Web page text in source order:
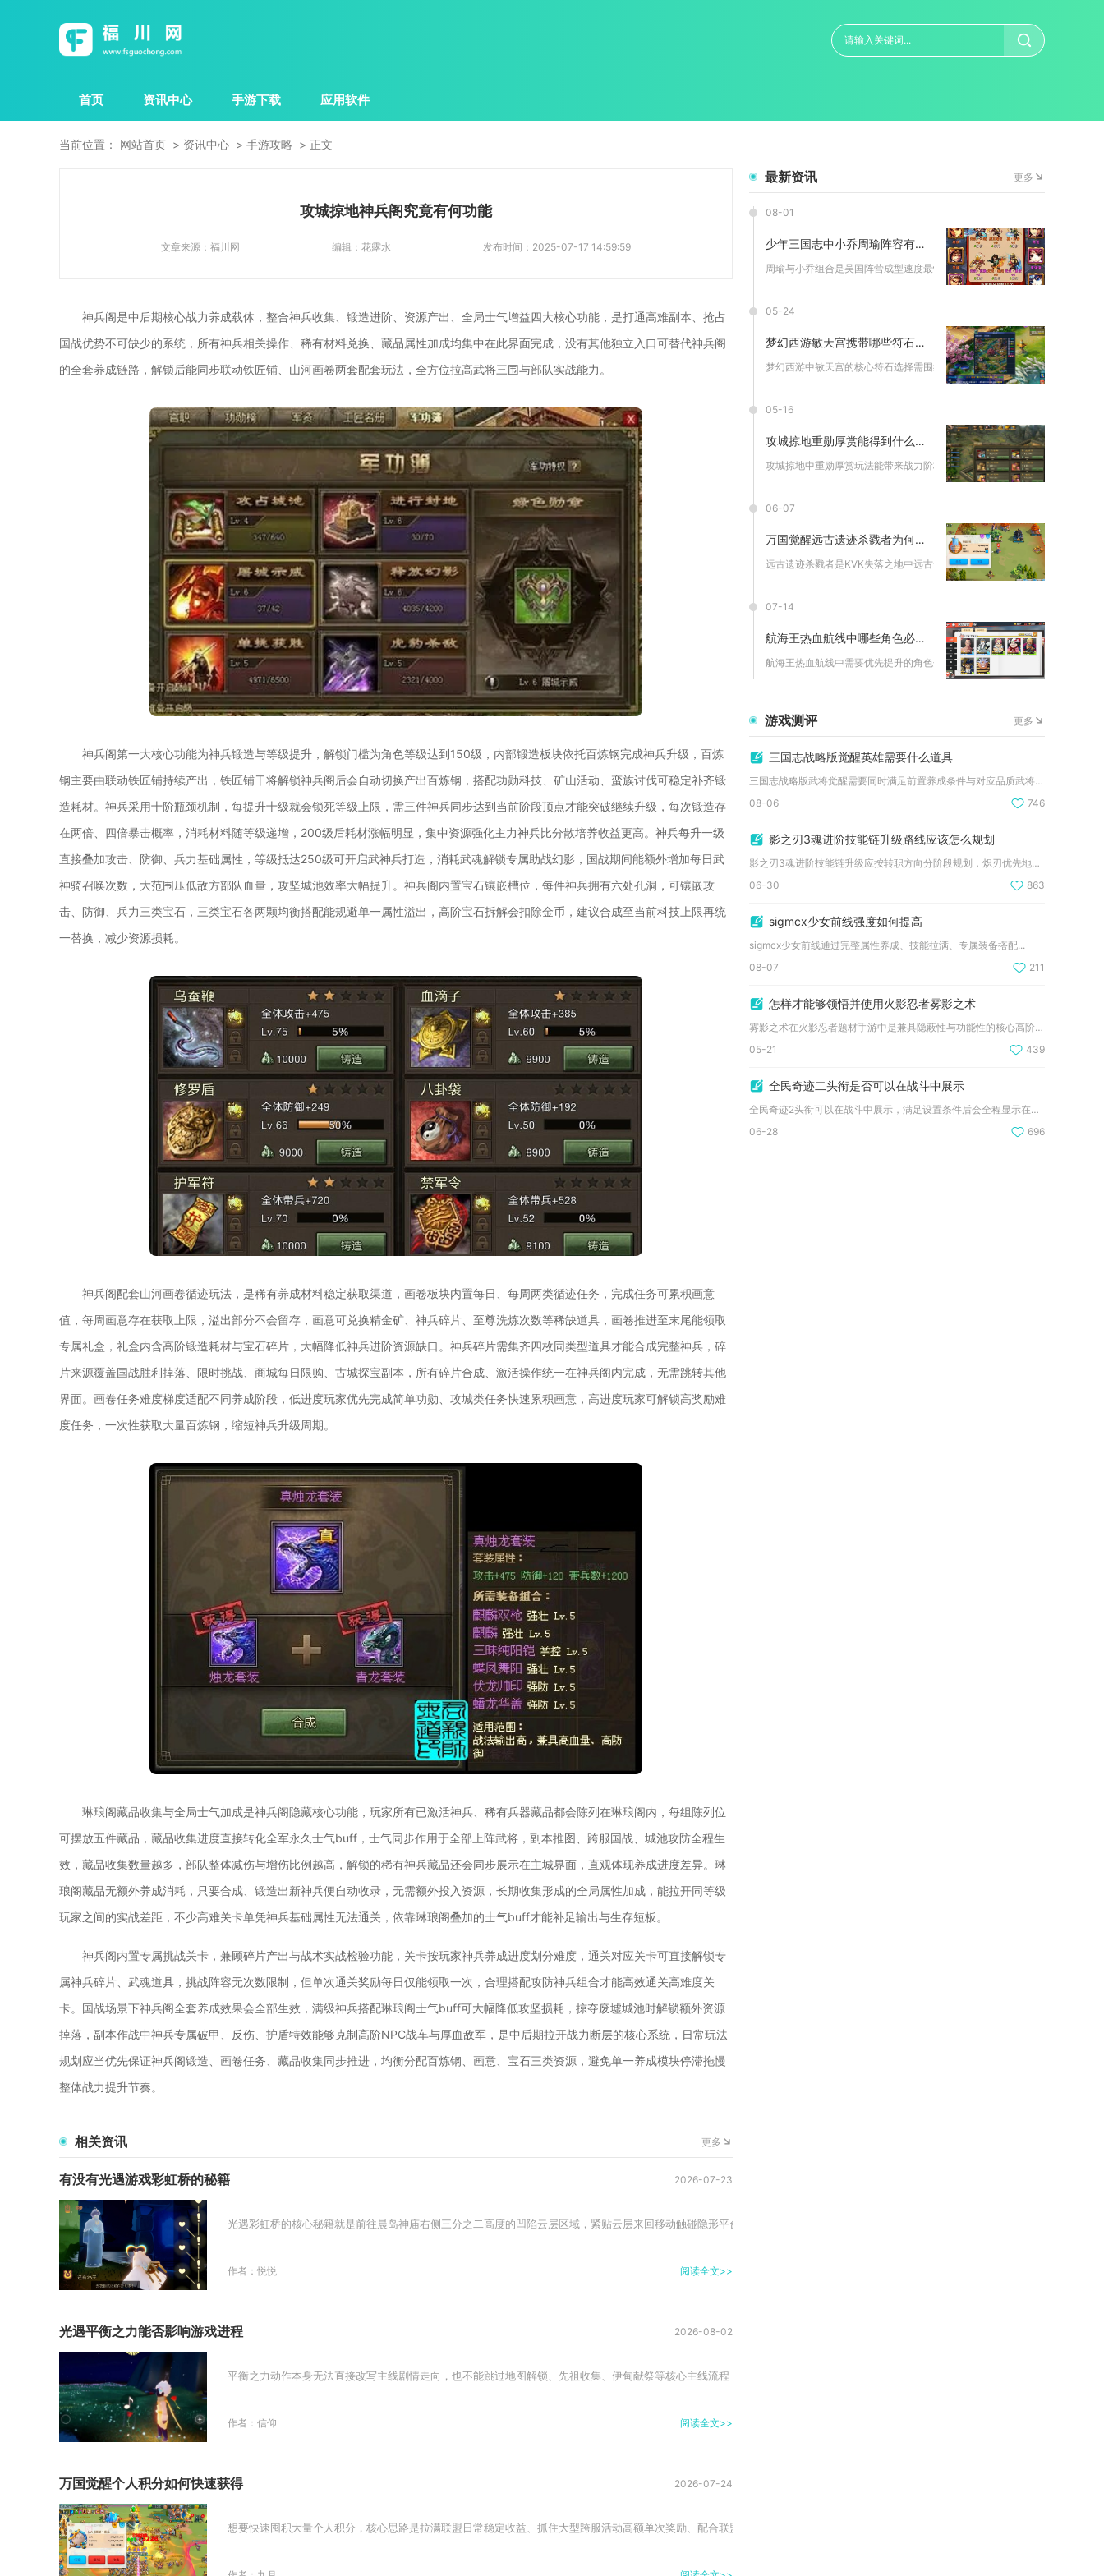
首页 资讯中心 手游下载 应用软件
当前位置： 网站首页 资讯中心 手游攻略 正文
攻城掠地神兵阁究竟有何功能
文章来源： 福川网 编辑： 花露水 发布时间： 2025-07-17 14:59:59
神兵阁是中后期核心战力养成载体，整合神兵收集、锻造进阶、资源产出、全局士气增益四大核心功能，是打通高难副本、抢占
国战优势不可缺少的系统，所有神兵相关操作、稀有材料兑换、藏品属性加成均集中在此界面完成，没有其他独立入口可替代神兵阁
的全套养成链路，解锁后能同步联动铁匠铺、山河画卷两套配套玩法，全方位拉高武将三围与部队实战能力。
神兵阁第一大核心功能为神兵锻造与等级提升，解锁门槛为角色等级达到150级，内部锻造板块依托百炼钢完成神兵升级，百炼
钢主要由联动铁匠铺持续产出，铁匠铺干将解锁神兵阁后会自动切换产出百炼钢，搭配功勋科技、矿山活动、蛮族讨伐可稳定补齐锻
造耗材。神兵采用十阶瓶颈机制，每提升十级就会锁死等级上限，需三件神兵同步达到当前阶段顶点才能突破继续升级，每次锻造存
在两倍、四倍暴击概率，消耗材料随等级递增，200级后耗材涨幅明显，集中资源强化主力神兵比分散培养收益更高。神兵每升一级
直接叠加攻击、防御、兵力基础属性，等级抵达250级可开启武神兵打造，消耗武魂解锁专属助战幻影，国战期间能额外增加每日武
神骑召唤次数，大范围压低敌方部队血量，攻坚城池效率大幅提升。神兵阁内置宝石镶嵌槽位，每件神兵拥有六处孔洞，可镶嵌攻
击、防御、兵力三类宝石，三类宝石各两颗均衡搭配能规避单一属性溢出，高阶宝石拆解会扣除金币，建议合成至当前科技上限再统
一替换，减少资源损耗。
神兵阁配套山河画卷循迹玩法，是稀有养成材料稳定获取渠道，画卷板块内置每日、每周两类循迹任务，完成任务可累积画意
值，每周画意存在获取上限，溢出部分不会留存，画意可兑换精金矿、神兵碎片、至尊洗炼次数等稀缺道具，画卷推进至末尾能领取
专属礼盒，礼盒内含高阶锻造耗材与宝石碎片，大幅降低神兵进阶资源缺口。神兵碎片需集齐四枚同类型道具才能合成完整神兵，碎
片来源覆盖国战胜利掉落、限时挑战、商城每日限购、古城探宝副本，所有碎片合成、激活操作统一在神兵阁内完成，无需跳转其他
界面。画卷任务难度梯度适配不同养成阶段，低进度玩家优先完成简单功勋、攻城类任务快速累积画意，高进度玩家可解锁高奖励难
度任务，一次性获取大量百炼钢，缩短神兵升级周期。
琳琅阁藏品收集与全局士气加成是神兵阁隐藏核心功能，玩家所有已激活神兵、稀有兵器藏品都会陈列在琳琅阁内，每组陈列位
可摆放五件藏品，藏品收集进度直接转化全军永久士气buff，士气同步作用于全部上阵武将，副本推图、跨服国战、城池攻防全程生
效，藏品收集数量越多，部队整体减伤与增伤比例越高，解锁的稀有神兵藏品还会同步展示在主城界面，直观体现养成进度差异。琳
琅阁藏品无额外养成消耗，只要合成、锻造出新神兵便自动收录，无需额外投入资源，长期收集形成的全局属性加成，能拉开同等级
玩家之间的实战差距，不少高难关卡单凭神兵基础属性无法通关，依靠琳琅阁叠加的士气buff才能补足输出与生存短板。
神兵阁内置专属挑战关卡，兼顾碎片产出与战术实战检验功能，关卡按玩家神兵养成进度划分难度，通关对应关卡可直接解锁专
属神兵碎片、武魂道具，挑战阵容无次数限制，但单次通关奖励每日仅能领取一次，合理搭配攻防神兵组合才能高效通关高难度关
卡。国战场景下神兵阁全套养成效果会全部生效，满级神兵搭配琳琅阁士气buff可大幅降低攻坚损耗，掠夺废墟城池时解锁额外资源
掉落，副本作战中神兵专属破甲、反伤、护盾特效能够克制高阶NPC战车与厚血敌军，是中后期拉开战力断层的核心系统，日常玩法
规划应当优先保证神兵阁锻造、画卷任务、藏品收集同步推进，均衡分配百炼钢、画意、宝石三类资源，避免单一养成模块停滞拖慢
整体战力提升节奏。
相关资讯 更多
有没有光遇游戏彩虹桥的秘籍 2026-07-23
光遇彩虹桥的核心秘籍就是前往晨岛神庙右侧三分之二高度的凹陷云层区域，紧贴云层来回移动触碰隐形平台，便能直接显现彩虹桥面，孤狼玩家不依靠任何道具、好友协助也能顺利抵
作者：悦悦 阅读全文>>
光遇平衡之力能否影响游戏进程 2026-08-02
平衡之力动作本身无法直接改写主线剧情走向，也不能跳过地图解锁、先祖收集、伊甸献祭等核心主线流程，但可以优化场景内的移动效率与操作容错，间接微调局部区域的推进节奏，
作者：信仰 阅读全文>>
万国觉醒个人积分如何快速获得 2026-07-24
想要快速囤积大量个人积分，核心思路是拉满联盟日常稳定收益、抓住大型跨服活动高额单次奖励、配合联盟建造长线刷分，三者同步推进可在短时间内拉开积分差距，所有途径均存在
最新资讯 更多
08-01
少年三国志中小乔周瑜阵容有哪些优势
周瑜与小乔组合是吴国阵营成型速度最快、攻防一体均衡性极强的双...
05-24
梦幻西游敏天宫携带哪些符石较好
梦幻西游中敏天宫的核心符石选择需围绕天雷经脉伤害加成、速度拉...
05-16
攻城掠地重勋厚赏能得到什么好处
攻城掠地中重勋厚赏玩法能带来战力阶梯式提升、资源储备质变与阵...
06-07
万国觉醒远古遗迹杀戮者为何出现
远古遗迹杀戮者是KVK失落之地中远古遗迹的专属精英守卫，仅在...
07-14
航海王热血航线中哪些角色必须优先提升
航海王热血航线中需要优先提升的角色分为三类，全能SS传说角色...
游戏测评 更多
三国志战略版觉醒英雄需要什么道具
三国志战略版武将觉醒需要同时满足前置养成条件与对应品质武将卡...
08-06
746
影之刃3魂进阶技能链升级路线应该怎么规划
影之刃3魂进阶技能链升级应按转职方向分阶段规划，炽刃优先地面...
06-30
863
sigmcx少女前线强度如何提高
sigmcx少女前线通过完整属性养成、技能拉满、专属装备搭配...
08-07
211
怎样才能够领悟并使用火影忍者雾影之术
雾影之术在火影忍者题材手游中是兼具隐蔽性与功能性的核心高阶战...
05-21
439
全民奇迹二头衔是否可以在战斗中展示
全民奇迹2头衔可以在战斗中展示，满足设置条件后会全程显示在角...
06-28
696